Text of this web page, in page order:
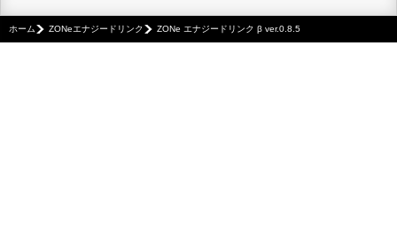
ホーム ZONeエナジードリンク ZONe エナジードリンク β ver.0.8.5